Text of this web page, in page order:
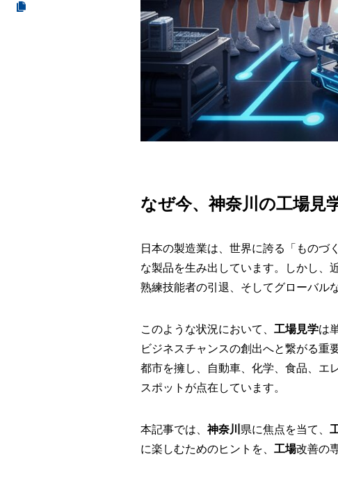
なぜ今、神奈川の工場見
日本の製造業は、世界に誇る「ものづ
な製品を生み出しています。しかし、
熟練技能者の引退、そしてグローバル
このような状況において、 工場見学は
ビジネスチャンスの創出へと繋がる重
都市を擁し、自動車、化学、食品、エ
スポットが点在しています。
本記事では、神奈川 県に焦点を当て、
に楽しむためのヒントを、 工場改善の